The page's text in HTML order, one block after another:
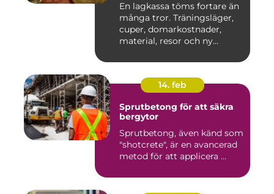
En lagkassa töms fortare än
många tror. Träningsläger,
cuper, domarkostnader,
material, resor och ny...
14. feb
Sprutbetong för att säkra
bergytor
Sprutbetong, även känd som
"shotcrete", är en avancerad
metod för att applicera ...